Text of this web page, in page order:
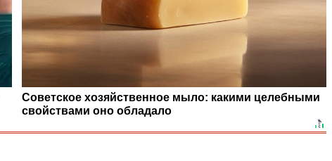
Советское хозяйственное мыло: какими целебными
свойствами оно обладало